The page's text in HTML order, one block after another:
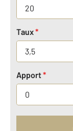
Taux*
Apport*